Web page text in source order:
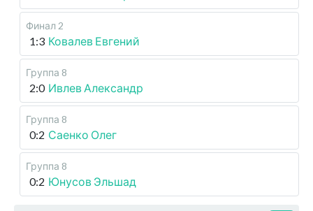
Финал 2
1:3 Ковалев Евгений
Группа 8
2:0 Ивлев Александр
Группа 8
0:2 Саенко Олег
Группа 8
0:2 Юнусов Эльшад